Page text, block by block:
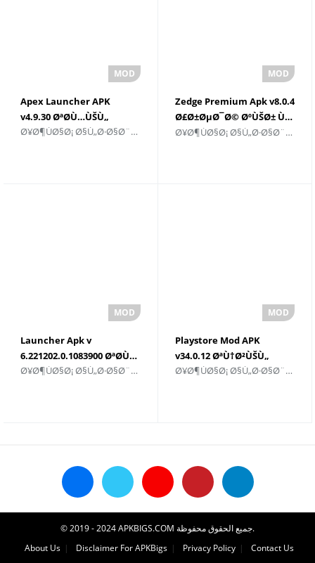
Apex Launcher APK
v4.9.30 ØªØ­Ù…ÙŠÙ„
Ø¥Ø¶ÙØ§Ø¡ Ø§Ù„Ø·Ø§Ø¨Ø¹ Ø§Ù„Ø´Ø®ØµÙŠ
Zedge Premium Apk v8.0.4
Ø£Ø±ØµØ¯Ø© ØºÙŠØ± Ù…
Ø­Ø¯ÙˆØ¯Ø©
Ø¥Ø¶ÙØ§Ø¡ Ø§Ù„Ø·Ø§Ø¨Ø¹ Ø§Ù„Ø´Ø®ØµÙŠ
Launcher Apk v
6.221202.0.1083900 ØªØ­Ù…
ÙŠÙ„
Ø¥Ø¶ÙØ§Ø¡ Ø§Ù„Ø·Ø§Ø¨Ø¹ Ø§Ù„Ø´Ø®ØµÙŠ
Playstore Mod APK
v34.0.12 ØªÙ†Ø²ÙŠÙ„
Ø¥Ø¶ÙØ§Ø¡ Ø§Ù„Ø·Ø§Ø¨Ø¹ Ø§Ù„Ø´Ø®ØµÙŠ
© 2019 - 2024 APKBIGS.COM جميع الحقوق محفوظة.
About Us
Disclaimer For APKBigs Privacy Policy Contact Us